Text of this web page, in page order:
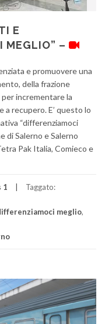
E
MEGLIO” –
e promuovere una
della frazione
incrementare la
a recupero. E’ questo lo
“differenziamoci
di Salerno e Salerno
Pak Italia, Comieco e
1 Taggato:
meglio,